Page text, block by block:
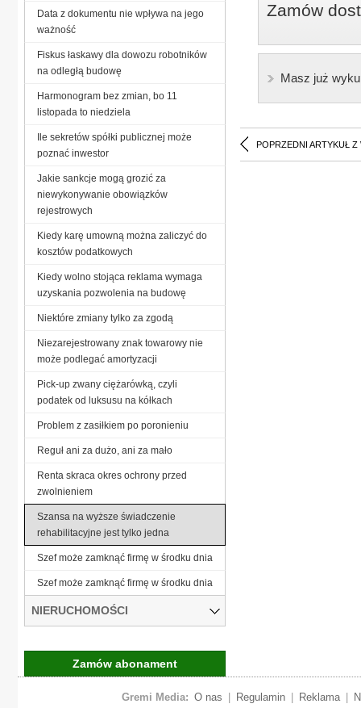
Zamów
Masz już
POPRZEDNI ARTYKUŁ Z
Data z dokumentu nie wpływa na jego
ważność
Fiskus łaskawy dla dowozu robotników
na odległą budowę
Harmonogram bez zmian, bo 11
listopada to niedziela
Ile sekretów spółki publicznej może
poznać inwestor
Jakie sankcje mogą grozić za
niewykonywanie obowiązków
rejestrowych
Kiedy karę umowną można zaliczyć do
kosztów podatkowych
Kiedy wolno stojąca reklama wymaga
uzyskania pozwolenia na budowę
Niektóre zmiany tylko za zgodą
Niezarejestrowany znak towarowy nie
może podlegać amortyzacji
Pick-up zwany ciężarówką, czyli
podatek od luksusu na kółkach
Problem z zasiłkiem po poronieniu
Reguł ani za dużo, ani za mało
Renta skraca okres ochrony przed
zwolnieniem
Szansa na wyższe świadczenie
rehabilitacyjne jest tylko jedna
Szef może zamknąć firmę w środku dnia
Szef może zamknąć firmę w środku dnia
NIERUCHOMOŚCI
Zamów abonament
Gremi Media: O nas Regulamin Reklama